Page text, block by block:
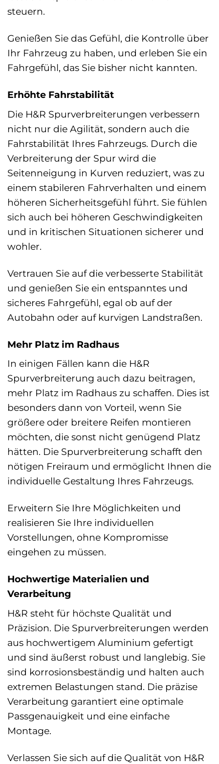
steuern.
Genießen Sie das Gefühl, die Kontrolle über
Ihr Fahrzeug zu haben, und erleben Sie ein
Fahrgefühl, das Sie bisher nicht kannten.
Erhöhte Fahrstabilität
Die H&R Spurverbreiterungen verbessern
nicht nur die Agilität, sondern auch die
Fahrstabilität Ihres Fahrzeugs. Durch die
Verbreiterung der Spur wird die
Seitenneigung in Kurven reduziert, was zu
einem stabileren Fahrverhalten und einem
höheren Sicherheitsgefühl führt. Sie fühlen
sich auch bei höheren Geschwindigkeiten
und in kritischen Situationen sicherer und
wohler.
Vertrauen Sie auf die verbesserte Stabilität
und genießen Sie ein entspanntes und
sicheres Fahrgefühl, egal ob auf der
Autobahn oder auf kurvigen Landstraßen.
Mehr Platz im Radhaus
In einigen Fällen kann die H&R
Spurverbreiterung auch dazu beitragen,
mehr Platz im Radhaus zu schaffen. Dies ist
besonders dann von Vorteil, wenn Sie
größere oder breitere Reifen montieren
möchten, die sonst nicht genügend Platz
hätten. Die Spurverbreiterung schafft den
nötigen Freiraum und ermöglicht Ihnen die
individuelle Gestaltung Ihres Fahrzeugs.
Erweitern Sie Ihre Möglichkeiten und
realisieren Sie Ihre individuellen
Vorstellungen, ohne Kompromisse
eingehen zu müssen.
Hochwertige Materialien und
Verarbeitung
H&R steht für höchste Qualität und
Präzision. Die Spurverbreiterungen werden
aus hochwertigem Aluminium gefertigt
und sind äußerst robust und langlebig. Sie
sind korrosionsbeständig und halten auch
extremen Belastungen stand. Die präzise
Verarbeitung garantiert eine optimale
Passgenauigkeit und eine einfache
Montage.
Verlassen Sie sich auf die Qualität von H&R